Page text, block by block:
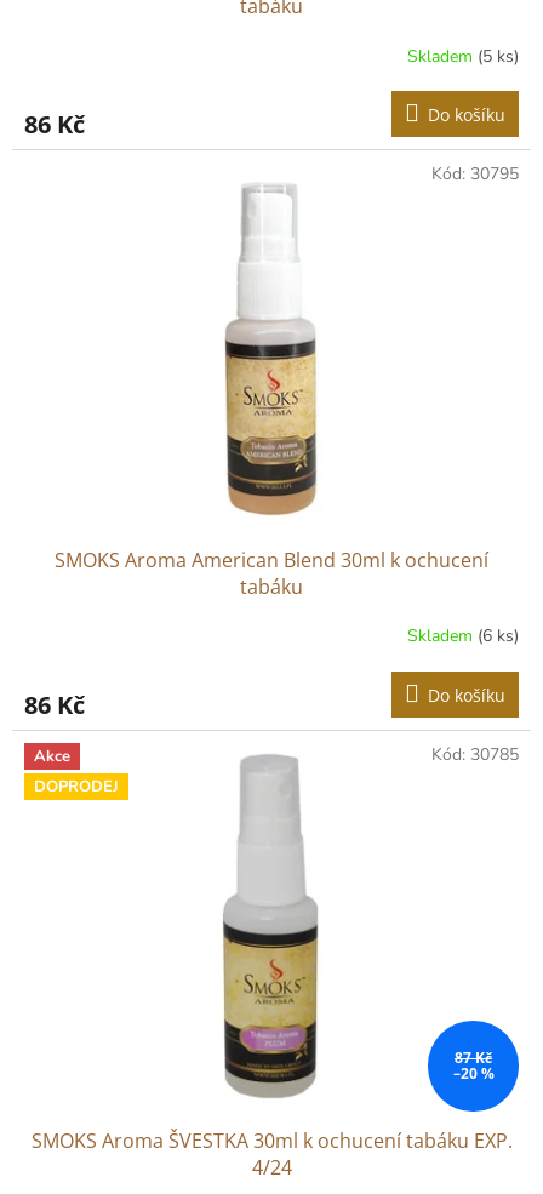
tabáku
Skladem (5 ks)
86 Kč Do košíku
SMOKS Aroma American Blend 30ml k ochucení
tabáku
Skladem (6 ks)
86 Kč Do košíku
Kód: 30795
Akce
DOPRODEJ
87 Kč
–20 %
SMOKS Aroma ŠVESTKA 30ml k ochucení tabáku EXP.
4/24
Kód: 30785